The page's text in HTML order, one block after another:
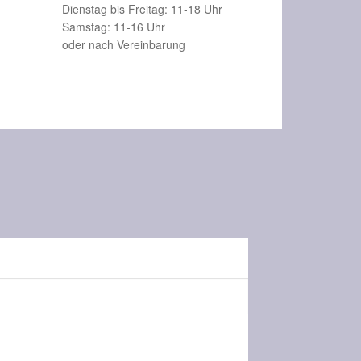
Dienstag bis Freitag: 11-18 Uhr
Samstag: 11-16 Uhr
oder nach Vereinbarung